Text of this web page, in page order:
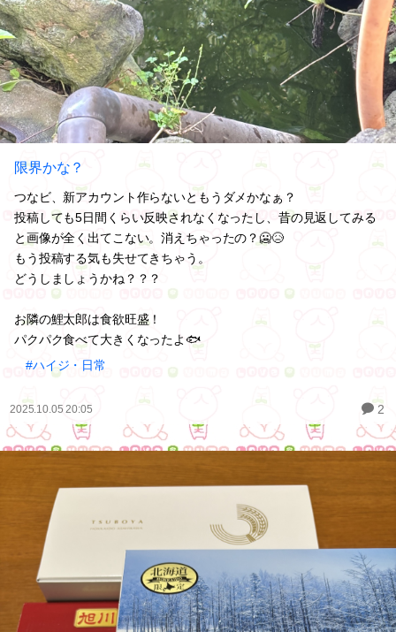
限界かな？
つなビ、新アカウント作らないともうダメかなぁ？
投稿しても5日間くらい反映されなくなったし、昔の見返してみる
と画像が全く出てこない。消えちゃったの？🥶😥
もう投稿する気も失せてきちゃう。
どうしましょうかね？？？
お隣の鯉太郎は食欲旺盛！
パクパク食べて大きくなったよ🐟
#ハイジ・日常
2025.10.05 20:05 2